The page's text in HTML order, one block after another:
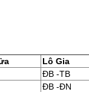
Lô Gia
ĐB -TB
ĐB -ĐN